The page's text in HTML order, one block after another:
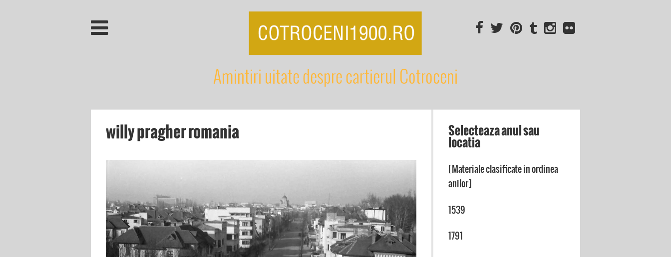
Amintiri uitate despre cartierul Cotroceni
willy pragher romania Selecteaza anul sau
locatia
[Materiale clasificate in ordinea
anilor]
1539
1791